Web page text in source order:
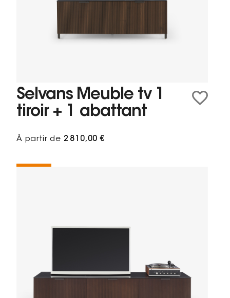
Selvans Meuble tv 1
tiroir + 1 abattant
À partir de 2 810,00 €